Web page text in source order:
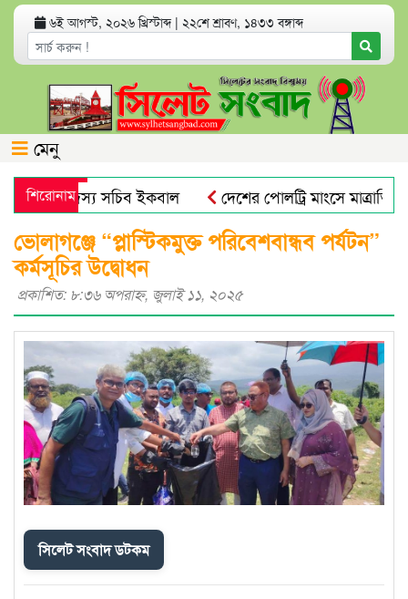
৬ই আগস্ট, ২০২৬ খ্রিস্টাব্দ | ২২শে শ্রাবণ, ১৪৩৩ বঙ্গাব্দ
মেনু
শিরোনাম
ও সদস্য সচিব ইকবাল
দেশের পোলট্রি মাংসে
বিএনপির কর্মসূচি
সিলেটে ডিবি পুলিশ পরিচয়ে যুবককে
ভোলাগঞ্জে “প্লাস্টিকমুক্ত পরিবেশবান্ধব পর্যটন”
কর্মসূচির উদ্বোধন
প্রকাশিত: ৮:৩৬ অপরাহ্ণ, জুলাই ১১, ২০২৫
সিলেট সংবাদ ডটকম